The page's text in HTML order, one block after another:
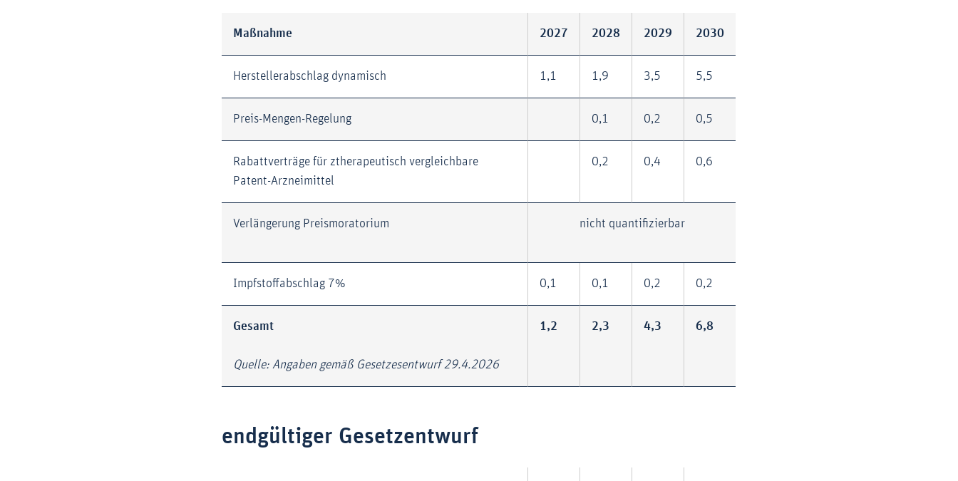
Maßnahme 2027 2028 2029 2030
Herstellerabschlag dynamisch 1,1 1,9 3,5 5,5
Preis-Mengen-Regelung 0,1 0,2 0,5
Rabattverträge für ztherapeutisch vergleichbare
Patent-Arzneimittel
0,2 0,4 0,6
Verlängerung Preismoratorium nicht quantifizierbar
Impfstoffabschlag 7% 0,1 0,1 0,2 0,2
Gesamt
Quelle: Angaben gemäß Gesetzesentwurf 29.4.2026
1,2 2,3 4,3 6,8
endgültiger Gesetzentwurf